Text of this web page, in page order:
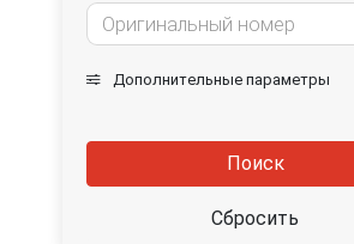
Дополнительные параметры
Поиск
Сбросить